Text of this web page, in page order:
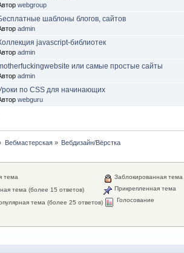
webgroup
шаблоны блогов, сайтов
admin
javascript-библиотек
admin
или самые простые сайты
admin
по CSS для начинающих
webguru
Вебмастерская» Вебдизайн/Вёрстка
тема
тема (более 15 ответов)
тема (более 25 ответов)
Заблокированная тема
Прикрепленная тема
Голосование